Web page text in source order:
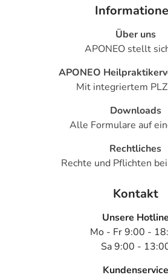
Über uns
APONEO stellt
APONEO
Mit integriertem
Downloads
Alle Formulare auf
Rechtliches
Rechte und Pflichten
Kontakt
Unsere Hotline
Mo - Fr 9:00 -
Sa 9:00 -
Kundenservice